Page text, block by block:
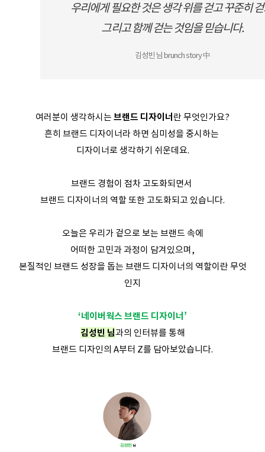
우리에게 필요한 것은 생각 위를 걷고 꾸준히
그리고 함께 걷는 것임을 믿습니다.
김성빈 님 brunch story 中
여러분이 생각하시는 브랜드 디자이너 란 무엇인가요?
흔히 브랜드 디자이너라 하면 심미성을 중시하는
디자이너로 생각하기 쉬운데요.
브랜드 경험이 점차 고도화되면서
브랜드 디자이너의 역할 또한 고도화되고 있습니다.
오늘은 우리가 겉으로 보는 브랜드 속에
어떠한 고민과 과정이 담겨있으며,
본질적인 브랜드 성장을 돕는 브랜드 디자이너의 역할이란 무엇
인지
‘네이버웍스 브랜드 디자이너’
김성빈 님과의 인터뷰를 통해
브랜드 디자인의 A부터 Z를 담아보았습니다.